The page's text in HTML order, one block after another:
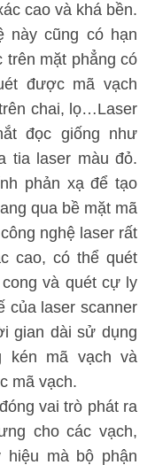
cao và khá bền.
này cũng có hạn
mặt phẳng có
được mã vạch
chai, lọ…Laser
đọc giống như
tia laser màu đỏ.
phản xạ để tạo
qua bề mặt mã
nghệ laser rất
cao, có thể quét
và quét cự ly
của laser scanner
gian dài sử dụng
kén mã vạch và
mã vạch.
vai trò phát ra
cho các vạch,
hiệu mà bộ phận